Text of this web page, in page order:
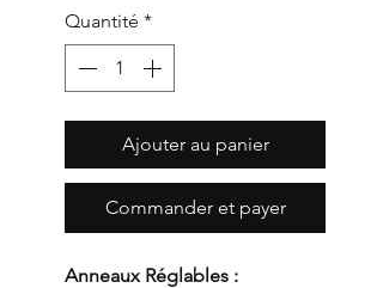
Quantité *
Ajouter au panier
Commander et payer
Anneaux Réglables :